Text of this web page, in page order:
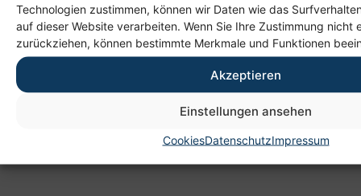
Technologien zustimmen, können wir Daten wie das
auf dieser Website verarbeiten. Wenn Sie Ihre Zustimmung nicht
zurückziehen, können bestimmte Merkmale und Funktionen
Akzeptieren
Einstellungen ansehen
CookiesDatenschutzImpressum
Anschrift
Heim gemeinnützige GmbH
Lichtenauer Weg 1
09114 Chemnitz